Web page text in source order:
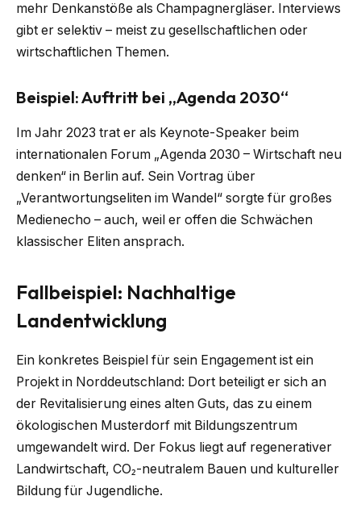
mehr Denkanstöße als Champagnergläser. Interviews
gibt er selektiv – meist zu gesellschaftlichen oder
wirtschaftlichen Themen.
Beispiel: Auftritt bei „Agenda 2030“
Im Jahr 2023 trat er als Keynote-Speaker beim
internationalen Forum „Agenda 2030 – Wirtschaft neu
denken“ in Berlin auf. Sein Vortrag über
„Verantwortungseliten im Wandel“ sorgte für großes
Medienecho – auch, weil er offen die Schwächen
klassischer Eliten ansprach.
Fallbeispiel: Nachhaltige
Landentwicklung
Ein konkretes Beispiel für sein Engagement ist ein
Projekt in Norddeutschland: Dort beteiligt er sich an
der Revitalisierung eines alten Guts, das zu einem
ökologischen Musterdorf mit Bildungszentrum
umgewandelt wird. Der Fokus liegt auf regenerativer
Landwirtschaft, CO₂-neutralem Bauen und kultureller
Bildung für Jugendliche.